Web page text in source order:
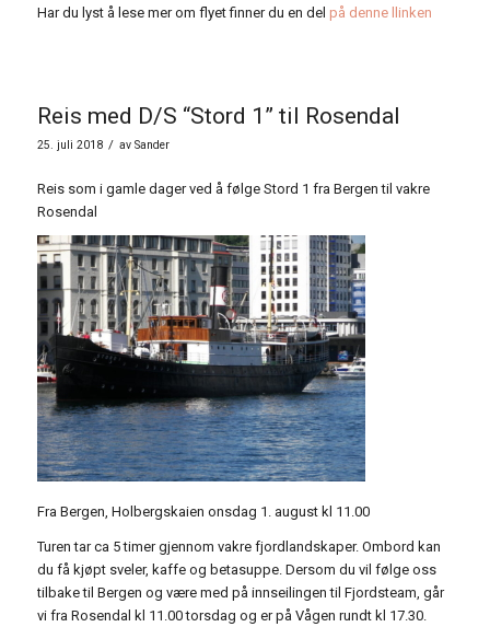
Har du lyst å lese mer om flyet finner du en del på denne llinken
Reis med D/S “Stord 1” til Rosendal
25. juli 2018 / av Sander
Reis som i gamle dager ved å følge Stord 1 fra Bergen til vakre
Rosendal
Fra Bergen, Holbergskaien onsdag 1. august kl 11.00
Turen tar ca 5 timer gjennom vakre fjordlandskaper. Ombord kan
du få kjøpt sveler, kaffe og betasuppe. Dersom du vil følge oss
tilbake til Bergen og være med på innseilingen til Fjordsteam, går
vi fra Rosendal kl 11.00 torsdag og er på Vågen rundt kl 17.30.